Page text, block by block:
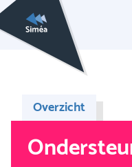
Overzicht